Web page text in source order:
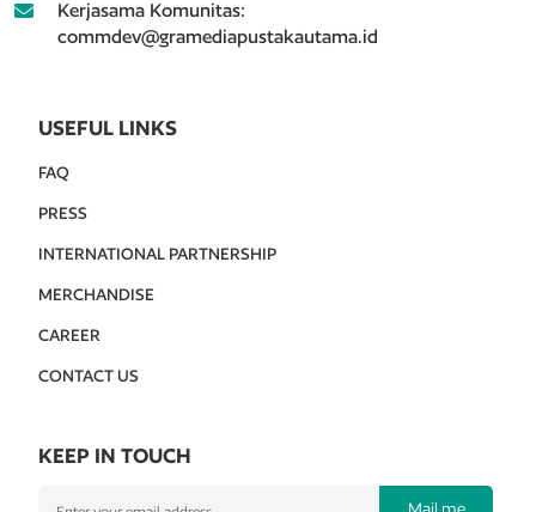
Kerjasama Komunitas:
commdev@gramediapustakautama.id
USEFUL LINKS
FAQ
PRESS
INTERNATIONAL PARTNERSHIP
MERCHANDISE
CAREER
CONTACT US
KEEP IN TOUCH